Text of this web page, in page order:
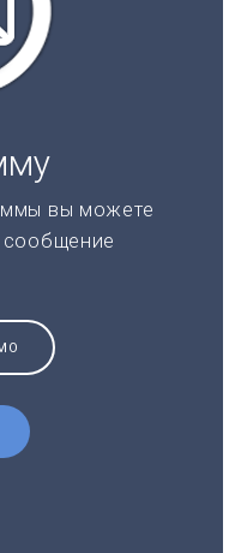
вы можете
сообщение